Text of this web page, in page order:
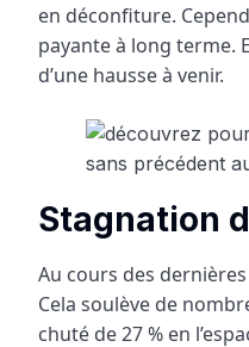
en déconfiture.
payante à long terme.
d’une hausse à venir.
Stagnation
Au cours des
Cela soulève de
chuté de 27 % en